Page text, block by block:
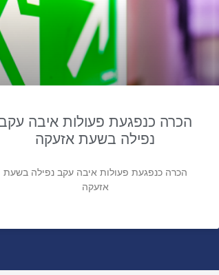
הכרה כנפגעת פעולות איבה
נפילה בשעת אזעקה
הכרה כנפגעת פעולות איבה עקב נפילה בשעת
אזעקה